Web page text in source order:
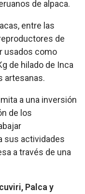
de alpaca.
entre las
de
usados como
de hilado de Inca
artesanas.
a una inversión
de los
sus actividades
a través de una
Palca y